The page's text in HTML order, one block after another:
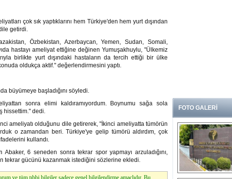
çok sık yaptıklarını hem Türkiye'den hem yurt dışından
getirdi.
Özbekistan, Azerbaycan, Yemen, Sudan, Somali,
hastayı ameliyat ettiğine değinen Yumuşakhuylu, "Ülkemiz
birlikte yurt dışındaki hastaların da tercih ettiği bir ülke
oldukça aktif." değerlendirmesini yaptı.
büyümeye başladığını söyledi.
sonra elimi kaldıramıyordum. Boynumu sağa sola
hissettim." dedi.
ameliyatı olduğunu dile getirerek, "İkinci ameliyatta tümörün
o zamandan beri. Türkiye'ye gelip tümörü aldırdım, çok
kullandı.
6 seneden sonra tekrar spor yapmayı arzuladığını,
tekrar gücünü kazanmak istediğini sözlerine ekledi.
ve tüm tıbbi bilgiler sadece genel bilgilendirme amaçlıdır. Bu
FOTO GALERİ
Ve burası da bir